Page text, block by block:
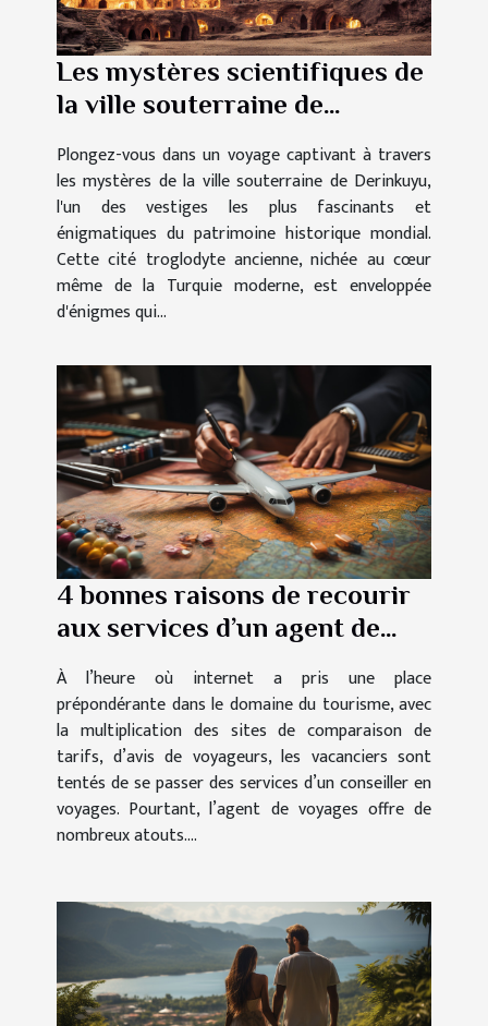
Les mystères scientifiques de
la ville souterraine de
Plongez-vous dans un voyage captivant à travers
les mystères de la ville souterraine de Derinkuyu,
l'un des vestiges les plus fascinants et
énigmatiques du patrimoine historique mondial.
Cette cité troglodyte ancienne, nichée au cœur
même de la Turquie moderne, est enveloppée
d'énigmes qui...
4 bonnes raisons de recourir
aux services d’un agent de
voyages
À l’heure où internet a pris une place
prépondérante dans le domaine du tourisme, avec
la multiplication des sites de comparaison de
tarifs, d’avis de voyageurs, les vacanciers sont
tentés de se passer des services d’un conseiller en
voyages. Pourtant, l’agent de voyages offre de
nombreux atouts....